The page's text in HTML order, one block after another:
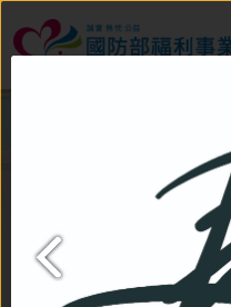
便民服務
北-新東陽